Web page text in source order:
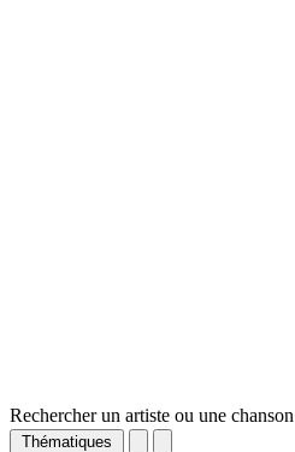
Rechercher un artiste ou une chanson
Thématiques